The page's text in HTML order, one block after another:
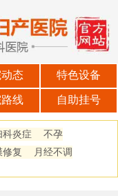
态 特色设备
线 自助挂号
科炎症
不孕
修复 月经不调